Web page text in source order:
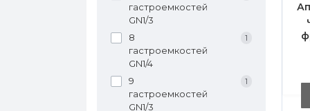
гастроемкостей
GN1/3
8
гастроемкостей
GN1/4
1
9
гастроемкостей
GN1/3
1